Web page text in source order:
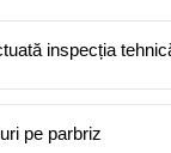
inspecția
pe parbriz